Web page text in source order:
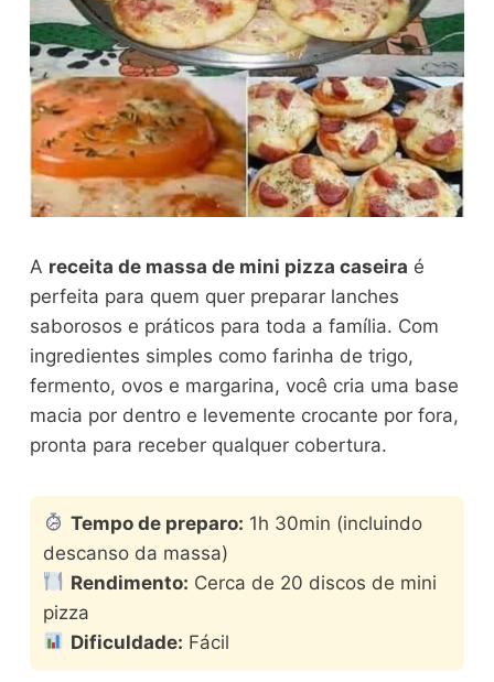
A receita de massa de mini pizza caseira é
perfeita para quem quer preparar lanches
saborosos e práticos para toda a família. Com
ingredientes simples como farinha de trigo,
fermento, ovos e margarina, você cria uma base
macia por dentro e levemente crocante por fora,
pronta para receber qualquer cobertura.
Tempo de preparo: 1h 30min (incluindo
descanso da massa)
Rendimento: Cerca de 20 discos de mini
pizza
Dificuldade: Fácil